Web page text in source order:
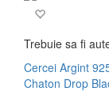
Trebuie sa fi
Cercei Argint
Chaton Drop